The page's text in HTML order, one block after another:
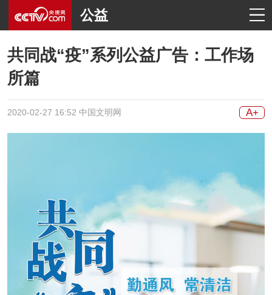
公益
共同战“疫”系列公益广告：工作场
所篇
2020-02-27 16:52 中国文明网 A+